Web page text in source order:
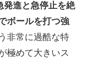
発進と急停止を絶
ボールを打つ強
非常に過酷な特
極めて大きいス